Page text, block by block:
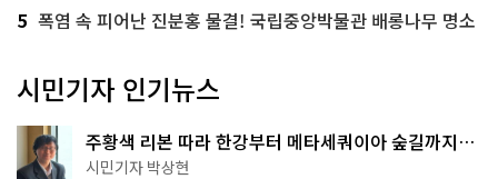
5 폭염 속 피어난 진분홍 물결! 국립중앙박물관 배롱나무 명소
시민기자 인기뉴스
주황색 리본 따라 한강부터 메타세쿼이아 숲길까지…
서울둘레길 15코스
시민기자 박상현